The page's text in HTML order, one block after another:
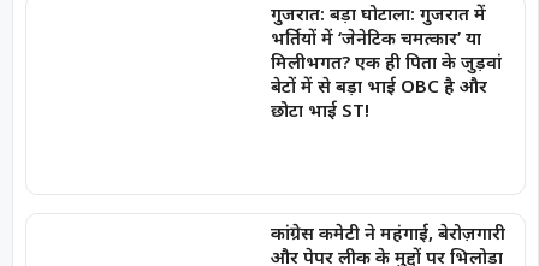
गुजरात: बड़ा घोटाला: गुजरात में
भर्तियों में ‘जेनेटिक चमत्कार’ या
मिलीभगत? एक ही पिता के जुड़वां
बेटों में से बड़ा भाई OBC है और
छोटा भाई ST!
कांग्रेस कमेटी ने महंगाई, बेरोज़गारी
और पेपर लीक के मुद्दों पर भिलोडा